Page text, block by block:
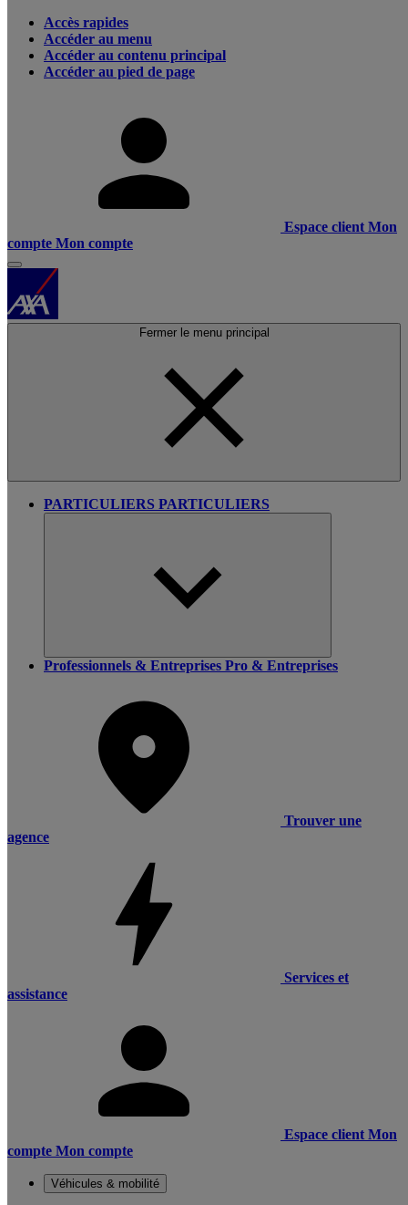
Accès rapides
Accéder au menu
Accéder au contenu principal
Accéder au pied de page
Espace client Mon
compte Mon compte
Fermer le menu principal
PARTICULIERS PARTICULIERS
Professionnels & Entreprises Pro & Entreprises
Trouver une
agence
Services et
assistance
Espace client Mon
compte Mon compte
Véhicules & mobilité